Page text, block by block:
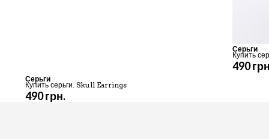
Серьги
Купить серьги. Skull Earrings
490 грн.
Серьги
Купить
490